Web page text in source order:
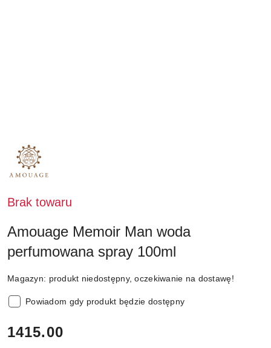
NAZWA
PRODUCENTA:
AMOUAGE
Brak towaru
Amouage Memoir Man woda
perfumowana spray 100ml
Magazyn: produkt niedostępny, oczekiwanie na dostawę!
Powiadom gdy produkt będzie dostępny
cena:
1415.00